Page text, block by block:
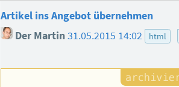
Artikel ins Angebot übernehmen
Der Martin31.05.2015 14:02 html